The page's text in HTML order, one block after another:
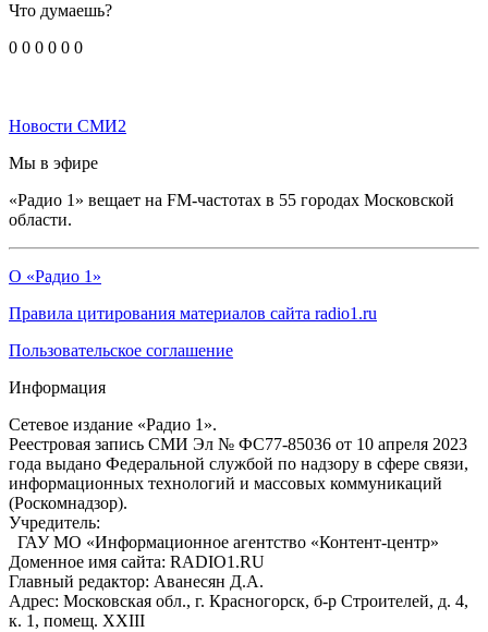
Что думаешь?
0 0 0 0 0 0
Новости СМИ2
Мы в эфире
«Радио 1» вещает на FM-частотах в 55 городах Московской
области.
О «Радио 1»
Правила цитирования материалов сайта radio1.ru
Пользовательское соглашение
Информация
Сетевое издание «Радио 1».
Реестровая запись СМИ Эл № ФС77-85036 от 10 апреля 2023
года выдано Федеральной службой по надзору в сфере связи,
информационных технологий и массовых коммуникаций
(Роскомнадзор).
Учредитель:
ГАУ МО «Информационное агентство «Контент-центр»
Доменное имя сайта: RADIO1.RU
Главный редактор: Аванесян Д.А.
Адрес: Московская обл., г. Красногорск, б-р Строителей, д. 4,
к. 1, помещ. XXIII